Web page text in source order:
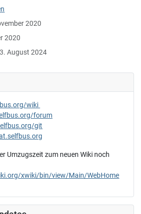
2020
2020
August 2024
wiki
forum
git
Umzugszeit zum neuen Wiki noch
xwiki/bin/view/Main/WebHome